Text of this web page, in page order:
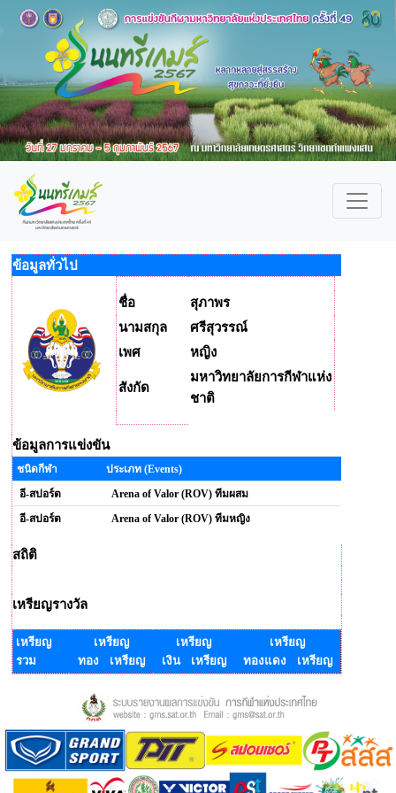
ข้อมูลทั่วไป
ชื่อ
สุภาพร
นามสกุล
ศรีสุวรรณ์
เพศ
หญิง
สังกัด
มหาวิทยาลัยการกีฬาแห่ง
ชาติ
ข้อมูลการแข่งขัน
ชนิดกีฬา
ประเภท (Events)
อี-สปอร์ต
Arena of Valor (ROV) ทีมผสม
อี-สปอร์ต
Arena of Valor (ROV) ทีมหญิง
สถิติ
เหรียญรางวัล
เหรียญ
รวม
เหรียญ
ทอง เหรียญ
เหรียญ
เงิน เหรียญ
เหรียญ
ทองแดง เหรียญ